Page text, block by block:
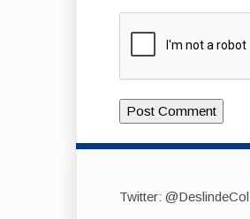
Twitter: @DeslindeCol